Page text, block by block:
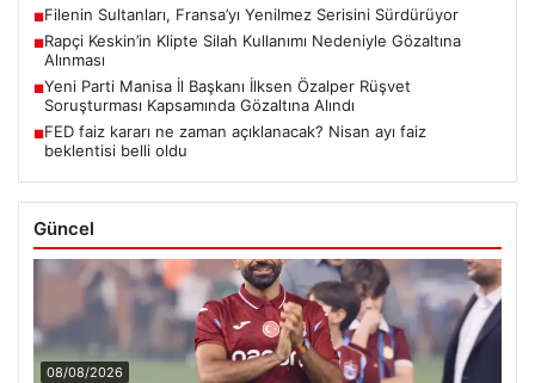
■Filenin Sultanları, Fransa’yı Yenilmez Serisini Sürdürüyor
■Rapçi Keskin’in Klipte Silah Kullanımı Nedeniyle Gözaltına
Alınması
■Yeni Parti Manisa İl Başkanı İlksen Özalper Rüşvet
Soruşturması Kapsamında Gözaltına Alındı
■FED faiz kararı ne zaman açıklanacak? Nisan ayı faiz
beklentisi belli oldu
Güncel
08/08/2026